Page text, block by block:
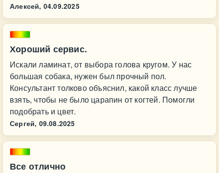
Алексей, 04.09.2025
Хороший сервис.
Искали ламинат, от выбора голова кругом. У нас
большая собака, нужен был прочный пол.
Консультант толково объяснил, какой класс лучше
взять, чтобы не было царапин от когтей. Помогли
подобрать и цвет.
Сергей, 09.08.2025
Все отлично